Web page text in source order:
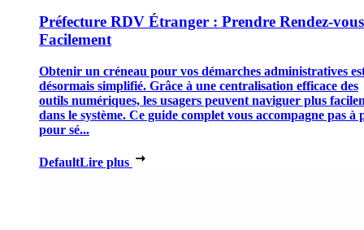
Préfecture RDV Étranger : Prendre Rendez-vous
Facilement
Obtenir un créneau pour vos démarches administratives
désormais simplifié. Grâce à une centralisation efficace des
outils numériques, les usagers peuvent naviguer plus
dans le système. Ce guide complet vous accompagne pas à
pour sé...
DefaultLire plus